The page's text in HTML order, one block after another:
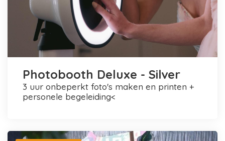
Photobooth Deluxe - Silver
3 uur onbeperkt foto's maken en printen +
personele begeleiding<